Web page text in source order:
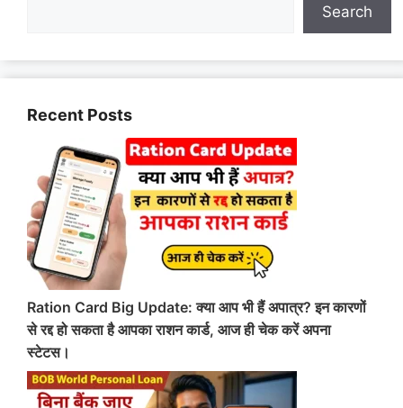
Search
Recent Posts
Ration Card Big Update: क्या आप भी हैं अपात्र? इन कारणों
से रद्द हो सकता है आपका राशन कार्ड, आज ही चेक करें अपना
स्टेटस।